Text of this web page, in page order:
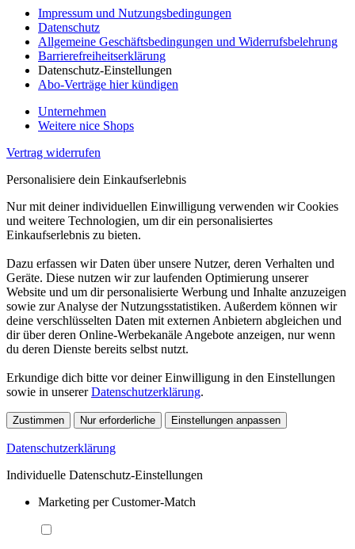
Impressum und Nutzungsbedingungen
Datenschutz
Allgemeine Geschäftsbedingungen und Widerrufsbelehrung
Barrierefreiheitserklärung
Datenschutz-Einstellungen
Abo-Verträge hier kündigen
Unternehmen
Weitere nice Shops
Vertrag widerrufen
Personalisiere dein Einkaufserlebnis
Nur mit deiner individuellen Einwilligung verwenden wir Cookies
und weitere Technologien, um dir ein personalisiertes
Einkaufserlebnis zu bieten.
Dazu erfassen wir Daten über unsere Nutzer, deren Verhalten und
Geräte. Diese nutzen wir zur laufenden Optimierung unserer
Website und um dir personalisierte Werbung und Inhalte anzuzeigen
sowie zur Analyse der Nutzungsstatistiken. Außerdem können wir
deine verschlüsselten Daten mit externen Anbietern abgleichen und
dir über deren Online-Werbekanäle Angebote anzeigen, nur wenn
du deren Dienste bereits selbst nutzt.
Erkundige dich bitte vor deiner Einwilligung in den Einstellungen
sowie in unsererDatenschutzerklärung.
Zustimmen Nur erforderliche Einstellungen anpassen
Datenschutzerklärung
Individuelle Datenschutz-Einstellungen
Marketing per Customer-Match